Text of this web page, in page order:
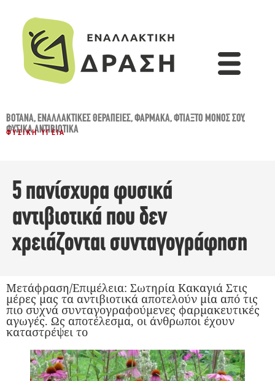
ΒΌΤΑΝΑ,ΕΝΑΛΛΑΚΤΙΚΈΣ ΘΕΡΑΠΕΊΕΣ,ΦΆΡΜΑΚΑ,ΦΤΙΆΞΤΟ ΜΌΝΟΣ ΣΟΥ,
ΦΥΣΙΚΆ ΑΝΤΙΒΙΟΤΙΚΆ
ΦΥΣΙΚΉ ΥΓΕΊΑ
5 πανίσχυρα φυσικά
αντιβιοτικά που δεν
χρειάζονται συνταγογράφηση
Μετάφραση/Επιμέλεια: Σωτηρία Κακαγιά Στις
μέρες μας τα αντιβιοτικά αποτελούν μία από τις
πιο συχνά συνταγογραφούμενες φαρμακευτικές
αγωγές. Ως αποτέλεσμα, οι άνθρωποι έχουν
καταστρέψει το